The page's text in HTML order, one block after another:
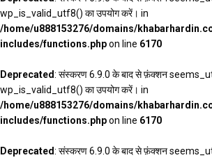
wp_is_valid_utf8() का उपयोग करें। in
/home/u888153276/domains/
includes/functions.phpon line 6170
Deprecated: संस्करण 6.9.0 के बाद से फ़ंक्शन
wp_is_valid_utf8() का उपयोग करें। in
/home/u888153276/domains/
includes/functions.phpon line 6170
Deprecated: संस्करण 6.9.0 के बाद से फ़ंक्शन